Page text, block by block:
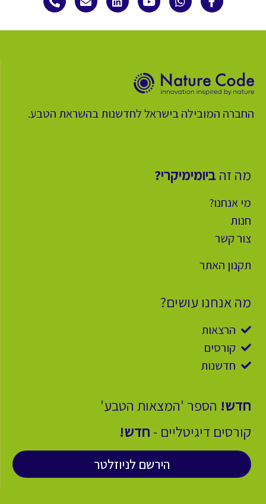
החברה המובילה בישראל לחדשנות בהשראת הטבע.
מה זה ביומימיקרי?
מי אנחנו?
חנות
צור קשר
תקנון האתר
מה אנחנו עושים?
הרצאות
קורסים
חדשנות
חדש! הספר 'המצאות הטבע'
קורסים דיגיטליים - חדש!
הירשם לניוזלטר